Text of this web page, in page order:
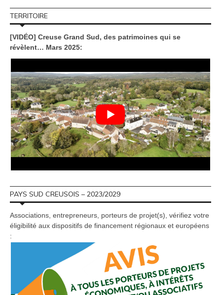
TERRITOIRE
[VIDÉO] Creuse Grand Sud, des patrimoines qui se
révèlent… Mars 2025:
PAYS SUD CREUSOIS – 2023/2029
Associations, entrepreneurs, porteurs de projet(s), vérifiez votre
éligibilité aux dispositifs de financement régionaux et européens
: